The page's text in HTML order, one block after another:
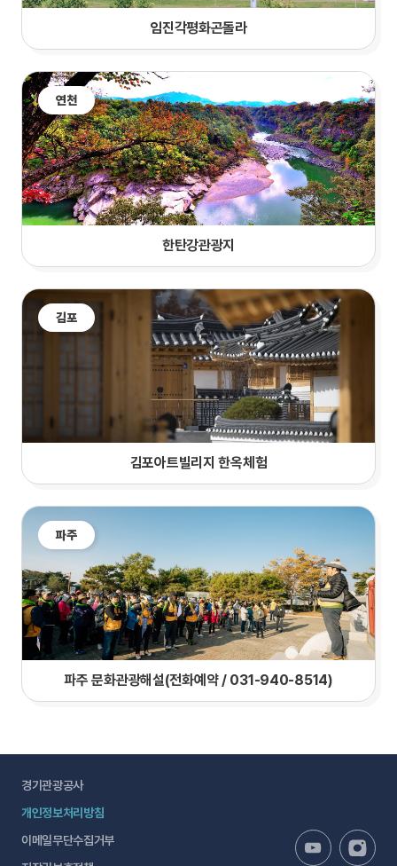
임진각평화곤돌라
연천
한탄강관광지
김포
김포아트빌리지 한옥체험
파주
파주 문화관광해설(전화예약 / 031-940-8514)
경기관광공사
개인정보처리방침
이메일무단수집거부